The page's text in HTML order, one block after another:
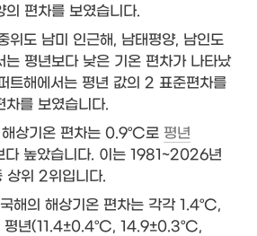
의 편차를 보였습니다.
위도 남미 인근해, 남태평양, 남인도
는 평년보다 낮은 기온 편차가 나타났
트해에서는 평년 값의 2 표준편차를
차를 보였습니다.
상기온 편차는 0.9°C로 평년
높았습니다. 이는 1981~2026년
상위 2위입니다.
해의 해상기온 편차는 각각 1.4°C,
평년(11.4±0.4°C, 14.9±0.3°C,